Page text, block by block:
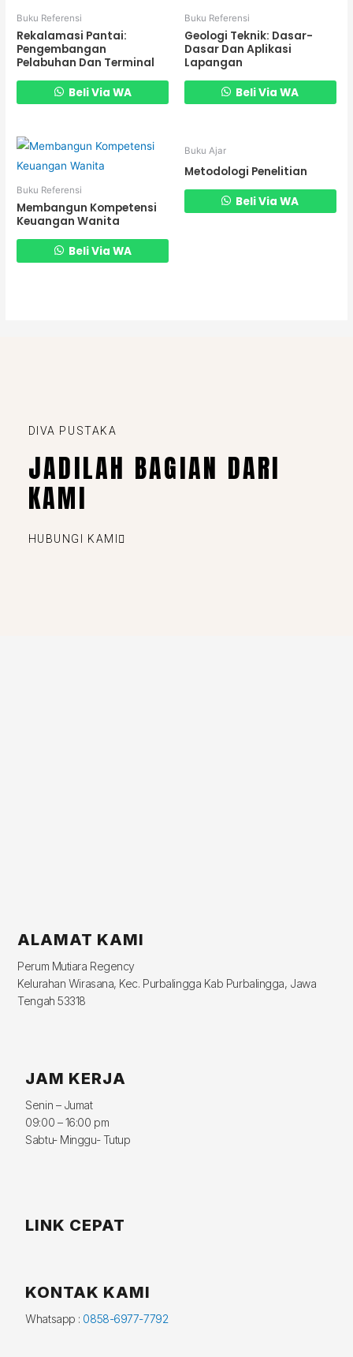
Buku Referensi
Rekalamasi Pantai:
Pengembangan
Pelabuhan Dan Terminal
Beli Via WA
Buku Referensi
Geologi Teknik: Dasar-
Dasar Dan Aplikasi
Lapangan
Beli Via WA
Buku Referensi
Membangun Kompetensi
Keuangan Wanita
Beli Via WA
Buku Ajar
Metodologi Penelitian
Beli Via WA
DIVA PUSTAKA
JADILAH BAGIAN DARI
KAMI
HUBUNGI KAMI
ALAMAT KAMI
Perum Mutiara Regency
Kelurahan Wirasana, Kec. Purbalingga Kab Purbalingga, Jawa
Tengah 53318
JAM KERJA
Senin – Jumat
09:00 – 16:00 pm
Sabtu- Minggu- Tutup
LINK CEPAT
KONTAK KAMI
Whatsapp : 0858-6977-7792